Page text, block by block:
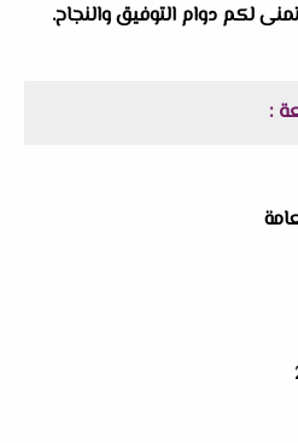
لكم دوام التوفيق والنجاح.
: